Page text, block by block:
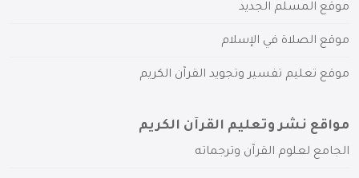
موقع المسلم الجديد
موقع الصلاة في الإسلام
موقع تعليم تفسير وتجويد القرآن الكريم
مواقع نشر وتعليم القرآن الكريم
الجامع لعلوم القرآن وترجماته